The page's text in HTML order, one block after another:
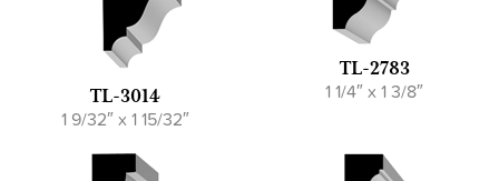
TL-3014
1 9/32″ x 1 15/32″
TL-2783
1 1/4″ x 1 3/8″